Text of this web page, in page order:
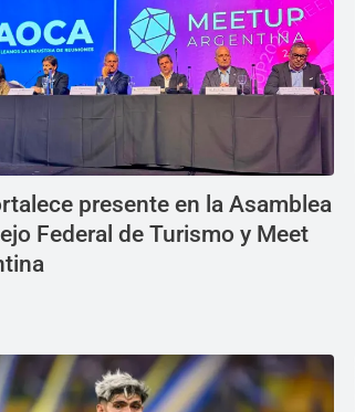
presente en la Asamblea
Federal de Turismo y Meet